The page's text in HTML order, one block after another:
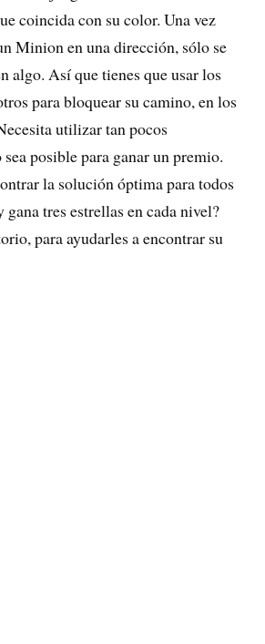
coincida con su color. Una vez
Minion en una dirección, sólo se
algo. Así que tienes que usar los
para bloquear su camino, en los
utilizar tan pocos
posible para ganar un premio.
la solución óptima para todos
gana tres estrellas en cada nivel?
para ayudarles a encontrar su